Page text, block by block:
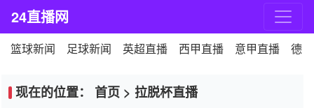
24直播网
篮球新闻 足球新闻 英超直播 西甲直播 意甲直播 德
现在的位置： 首页 > 拉脱杯直播